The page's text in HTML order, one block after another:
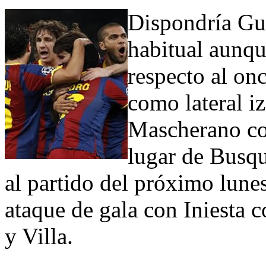
Dispondría
habitual
respecto al
como lateral
Mascherano
lugar de
al partido del próximo
ataque de gala con Iniesta
y Villa.